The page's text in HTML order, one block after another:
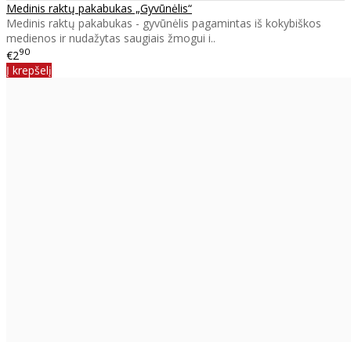
Medinis raktų pakabukas „Gyvūnėlis“
Medinis raktų pakabukas - gyvūnėlis pagamintas iš kokybiškos
medienos ir nudažytas saugiais žmogui i..
€290
Į krepšelį